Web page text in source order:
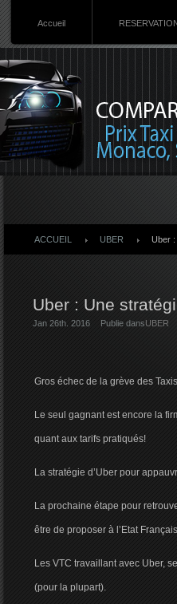
Accueil
ACCUEIL UBER Uber
Uber : Une
Jan 26th. 2016 Publie dansUBER
Gros échec de la grève des
Le seul gagnant est encore la
quant aux tarifs pratiqués!
La stratégie d’Uber pour
La prochaine étape pour
être de proposer à l’Etat
Les VTC travaillant avec Uber,
(pour la plupart).